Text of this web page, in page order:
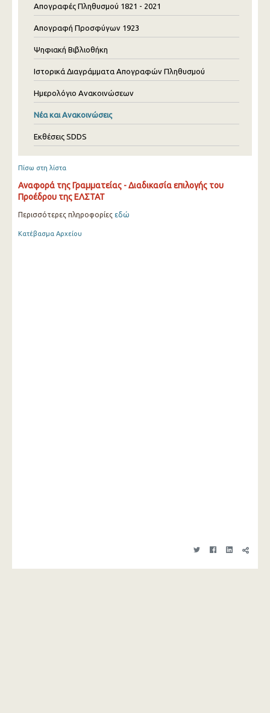
Απογραφές Πληθυσμού 1821 - 2021
Απογραφή Προσφύγων 1923
Ψηφιακή Βιβλιοθήκη
Ιστορικά Διαγράμματα Απογραφών Πληθυσμού
Ημερολόγιο Ανακοινώσεων
Νέα και Ανακοινώσεις
Εκθέσεις SDDS
Πίσω στη λίστα
Αναφορά της Γραμματείας - Διαδικασία επιλογής του
Προέδρου της ΕΛΣΤΑΤ
Περισσότερες πληροφορίες εδώ
Κατέβασμα Αρχείου